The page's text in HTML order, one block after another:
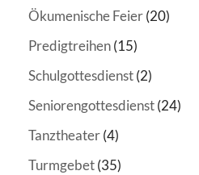
Ökumenische Feier(20)
Predigtreihen(15)
Schulgottesdienst(2)
Seniorengottesdienst(24)
Tanztheater(4)
Turmgebet(35)